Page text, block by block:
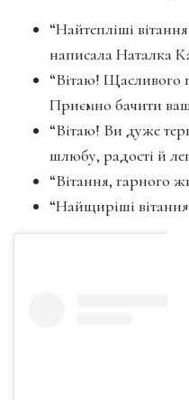
“Найтепліші
написала Наталка
“Вітаю! Щасливого
Приємно бачити
“Вітаю! Ви дуже
шлюбу, радості й
“Вітання, гарного
“Найщиріші